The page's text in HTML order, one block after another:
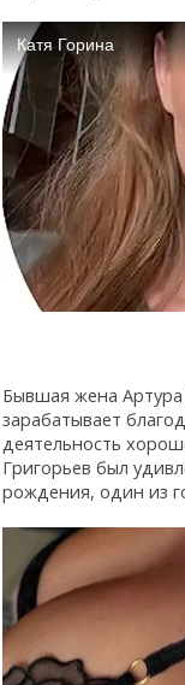
Бывшая жена Артура
зарабатывает
деятельность
Григорьев был
рождения, один из